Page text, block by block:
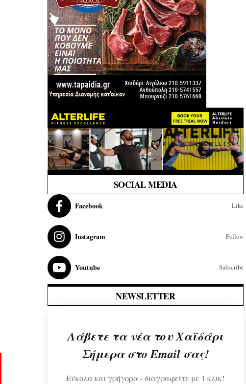
SOCIAL MEDIA
Facebook Like
Instagram Follow
Youtube Subscribe
NEWSLETTER
Λάβετε τα νέα του Χαϊδάρι
Σήμερα στο Email σας!
Εύκολα και γρήγορα - διαγραφείτε με 1 κλικ!